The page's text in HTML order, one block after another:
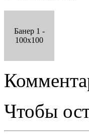
Банер 1 -
100x100
Чтобы